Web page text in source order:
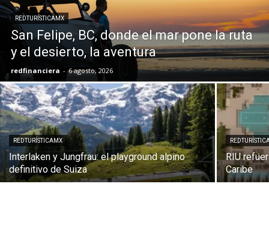
REDTURÍSTICAMX
San Felipe, BC, donde el mar pone la ruta
y el desierto, la aventura
redfinanciera - 6 agosto, 2026
REDTURÍSTICAMX
Interlaken y Jungfrau: el playground alpino
definitivo de Suiza
RIU
Caribe